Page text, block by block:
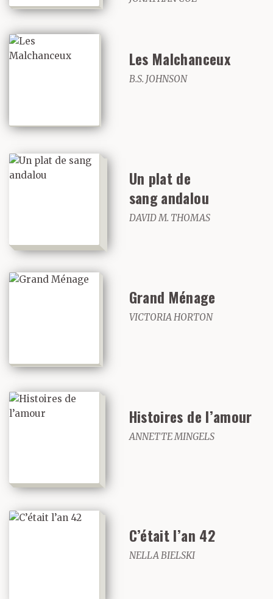
Les Malchanceux
B.S. JOHNSON
Un plat de
sang andalou
DAVID M. THOMAS
Grand Ménage
VICTORIA HORTON
Histoires de l’amour
ANNETTE MINGELS
C’était l’an 42
NELLA BIELSKI